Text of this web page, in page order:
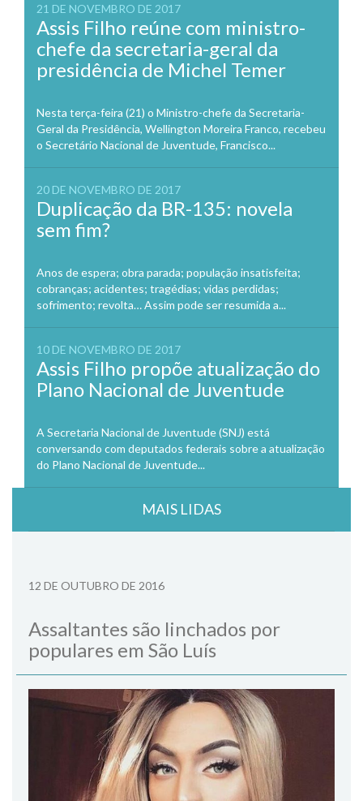
21 DE NOVEMBRO DE 2017
Assis Filho reúne com ministro-
chefe da secretaria-geral da
presidência de Michel Temer
Nesta terça-feira (21) o Ministro-chefe da Secretaria-
Geral da Presidência, Wellington Moreira Franco, recebeu
o Secretário Nacional de Juventude, Francisco...
20 DE NOVEMBRO DE 2017
Duplicação da BR-135: novela
sem fim?
Anos de espera; obra parada; população insatisfeita;
cobranças; acidentes; tragédias; vidas perdidas;
sofrimento; revolta… Assim pode ser resumida a...
10 DE NOVEMBRO DE 2017
Assis Filho propõe atualização do
Plano Nacional de Juventude
A Secretaria Nacional de Juventude (SNJ) está
conversando com deputados federais sobre a atualização
do Plano Nacional de Juventude...
MAIS LIDAS
12 DE OUTUBRO DE 2016
Assaltantes são linchados por
populares em São Luís